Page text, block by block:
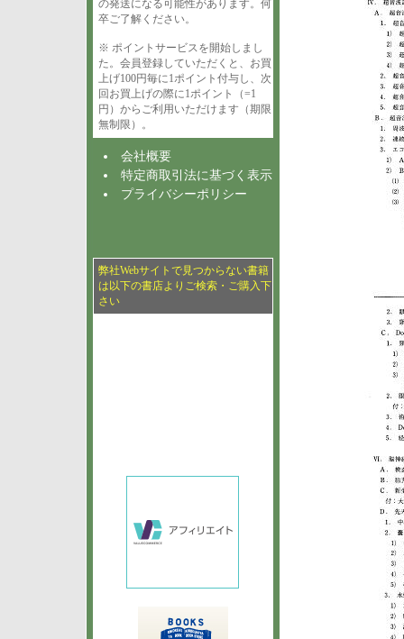
の発送になる可能性があります。何
卒ご了解ください。
※ ポイントサービスを開始しまし
た。会員登録していただくと、お買
上げ100円毎に1ポイント付与し、次
回お買上げの際に1ポイント（=1
円）からご利用いただけます（期限
無制限）。
会社概要
特定商取引法に基づく表示
プライバシーポリシー
弊社Webサイトで見つからない書籍
は以下の書店よりご検索・ご購入下
さい